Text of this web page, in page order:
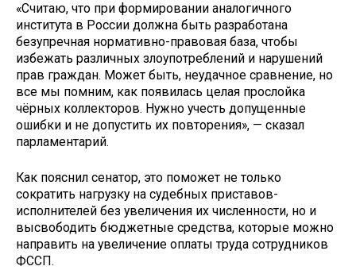
«Считаю, что при формировании аналогичного
института в России должна быть разработана
безупречная нормативно-правовая база, чтобы
избежать различных злоупотреблений и нарушений
прав граждан. Может быть, неудачное сравнение, но
все мы помним, как появилась целая прослойка
чёрных коллекторов. Нужно учесть допущенные
ошибки и не допустить их повторения», — сказал
парламентарий.
Как пояснил сенатор, это поможет не только
сократить нагрузку на судебных приставов-
исполнителей без увеличения их численности, но и
высвободить бюджетные средства, которые можно
направить на увеличение оплаты труда сотрудников
ФССП.